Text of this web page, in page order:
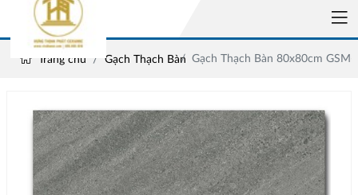
Trang chủ Gạch Thạch Bàn Gạch Thạch Bàn 80x80cm GSM-